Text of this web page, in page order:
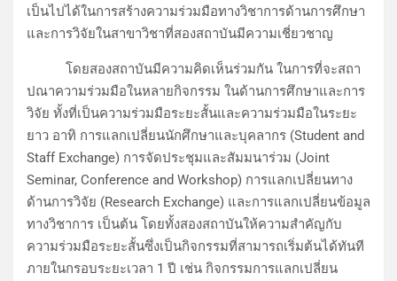
เป็นไปได้ในการสร้างความร่วมมือทางวิชาการด้านการศึกษา
และการวิจัยในสาขาวิชาที่สองสถาบันมีความเชี่ยวชาญ
โดยสองสถาบันมีความคิดเห็นร่วมกัน ในการที่จะสถา
ปณาความร่วมมือในหลายกิจกรรม ในด้านการศึกษาและการ
วิจัย ทั้งที่เป็นความร่วมมือระยะสั้นและความร่วมมือในระยะ
ยาว อาทิ การแลกเปลี่ยนนักศึกษาและบุคลากร (Student and
Staff Exchange) การจัดประชุมและสัมมนาร่วม (Joint
Seminar, Conference and Workshop) การแลกเปลี่ยนทาง
ด้านการวิจัย (Research Exchange) และการแลกเปลี่ยนข้อมูล
ทางวิชาการ เป็นต้น โดยทั้งสองสถาบันให้ความสำคัญกับ
ความร่วมมือระยะสั้นซึ่งเป็นกิจกรรมที่สามารถเริ่มต้นได้ทันที
ภายในกรอบระยะเวลา 1 ปี เช่น กิจกรรมการแลกเปลี่ยน